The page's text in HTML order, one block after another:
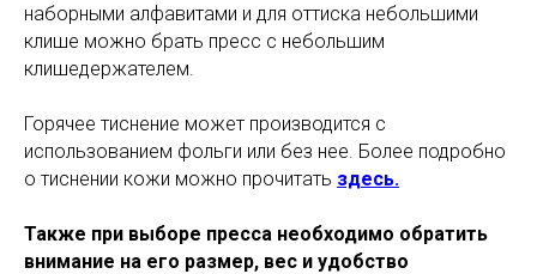
наборными алфавитами и для оттиска небольшими
клише можно брать пресс с небольшим
клишедержателем.
Горячее тиснение может производится с
использованием фольги или без нее. Более подробно
о тиснении кожи можно прочитать здесь.
Также при выборе пресса необходимо обратить
внимание на его размер, вес и удобство